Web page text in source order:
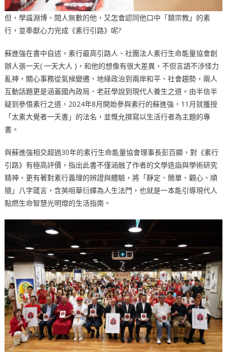
但，學識淵博、閱人無數的他，又怎會認同他口中「類宗教」的素
行，並奉獻心力完成《素行引路》呢?
蘇進強在書中自述，素行最高引路人、社團法人素行生命能量協會創
辦人張一天( 一天大人 )，和他的想像有很大差異，不但言語不涉怪力
亂神，關心事務從氣候變遷、地緣政治到兩岸和平、社會趨勢，兩人
互動話題更是涵蓋國內政局、老莊學說到現代人養生之道。由半信半
疑到參悟素行之道，2024年8月開始參與素行的蘇進強，11月就獲授
「太素大覺者一天書」的法名，並慨允撰寫以生活行者為主題的專
書。
與蘇進強相交超過30年的素行生命能量協會理事長彭百顯，對《素行
引路》有極高評價，指出此書不僅涵融了作者的文學造詣與學術研究
精神，更有著對素行義理的辨證與體驗，將「靜定、簡單、觀心、順
隨」八字箴言，含英咀華衍繹為人生法門，也就是一本能引導現代人
點燃生命智慧光明燈的生活指南。